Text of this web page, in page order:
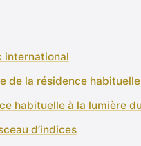
international
de la résidence habituelle
habituelle à la lumière
d’indices